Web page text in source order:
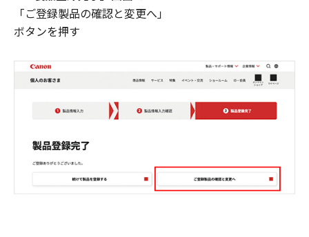
「ご登録製品の確認と変更へ」
ボタンを押す